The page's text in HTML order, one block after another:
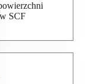
SCF